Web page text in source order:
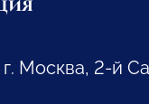
г. Москва, 2-й